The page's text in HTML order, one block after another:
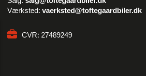
Værksted: vaerksted@toftegaardbiler.dk
CVR: 27489249